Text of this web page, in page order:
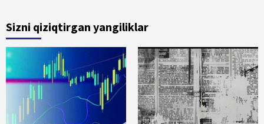
Sizni qiziqtirgan yangiliklar